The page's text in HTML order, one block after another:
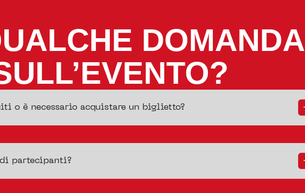
DOMANDA
o è necessario acquistare un biglietto?
di partecipanti?